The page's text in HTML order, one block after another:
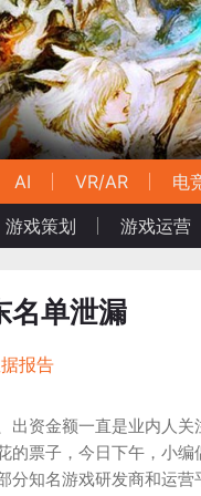
AI VR/AR
电
游戏策划 游戏运营
名单泄漏
报告
出资金额一直是业内人
的票子，今日下午，小
知名游戏研发商和运营